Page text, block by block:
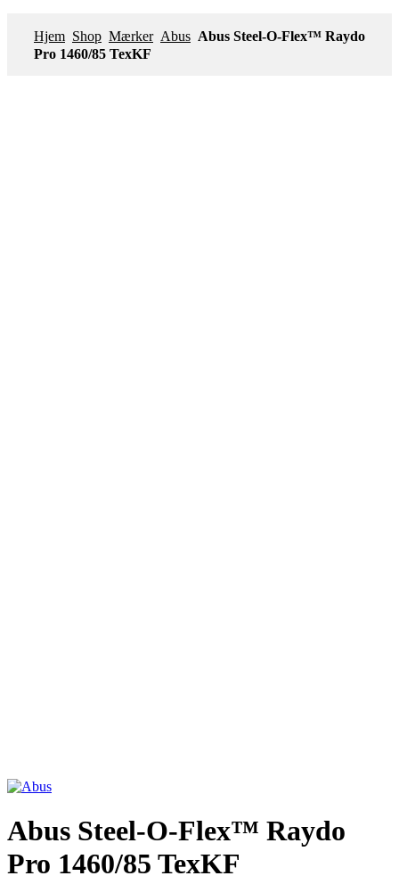
Hjem Shop Mærker Abus Abus Steel-O-Flex™ Raydo
Pro 1460/85 TexKF
Abus Steel-O-Flex™ Raydo
Pro 1460/85 TexKF